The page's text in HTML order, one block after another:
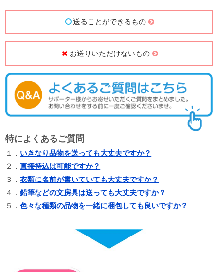
送ることができるもの
お送りいただけないもの
特によくあるご質問
１． いきなり品物を送っても大丈夫ですか？
２．直接持込は可能ですか？
３．衣類に名前が書いていても大丈夫ですか？
４．鉛筆などの文房具は送っても大丈夫ですか？
５．色々な種類の品物を一緒に梱包しても良いですか？